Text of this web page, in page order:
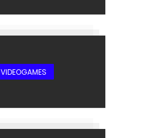
VIDEOGAMES